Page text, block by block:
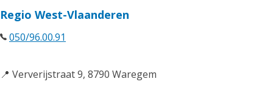
Regio West-Vlaanderen
050/96.00.91
📍 Ververijstraat 9, 8790 Waregem